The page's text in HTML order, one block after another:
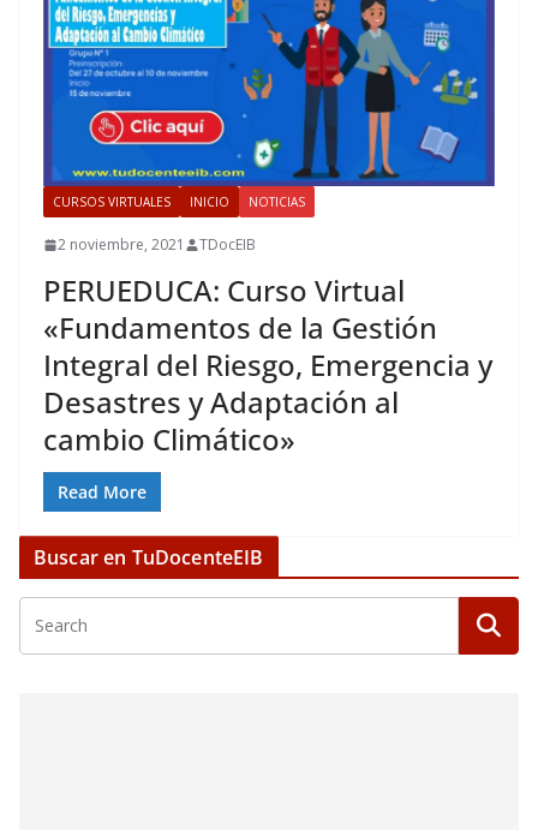
CURSOS VIRTUALES INICIO NOTICIAS
2 noviembre, 2021 TDocEIB
PERUEDUCA: Curso Virtual
«Fundamentos de la Gestión
Integral del Riesgo, Emergencia y
Desastres y Adaptación al
cambio Climático»
Read More
Buscar en TuDocenteEIB